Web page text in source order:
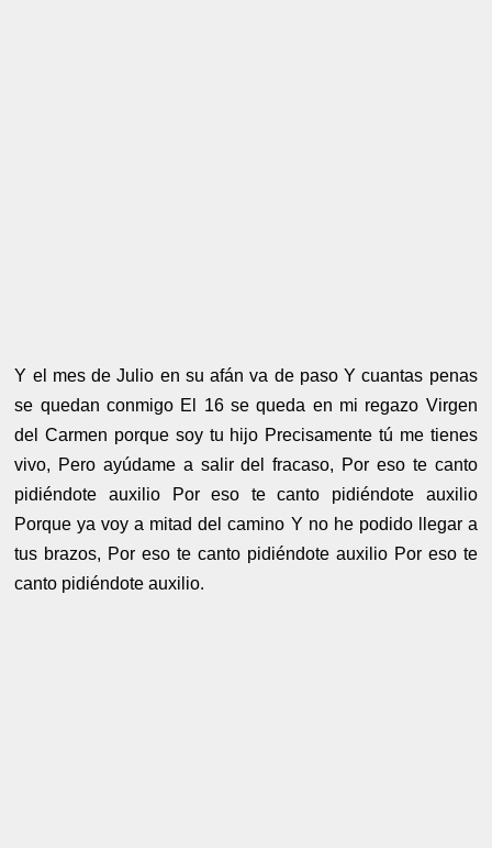
Y el mes de Julio en su afán va de paso Y cuantas penas
se quedan conmigo El 16 se queda en mi regazo Virgen
del Carmen porque soy tu hijo Precisamente tú me tienes
vivo, Pero ayúdame a salir del fracaso, Por eso te canto
pidiéndote auxilio Por eso te canto pidiéndote auxilio
Porque ya voy a mitad del camino Y no he podido llegar a
tus brazos, Por eso te canto pidiéndote auxilio Por eso te
canto pidiéndote auxilio.